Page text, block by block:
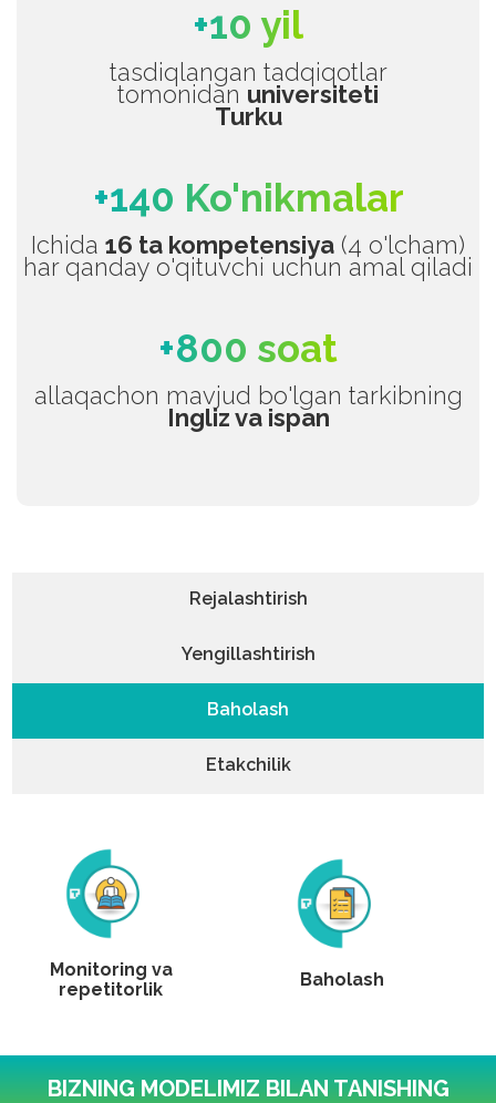
+10 yil
tasdiqlangan tadqiqotlar
tomonidan universiteti
Turku
+140 Ko'nikmalar
Ichida 16 ta kompetensiya (4 o'lcham)
har qanday o'qituvchi uchun amal qiladi
+800 soat
allaqachon mavjud bo'lgan tarkibning
Ingliz va ispan
Rejalashtirish
Yengillashtirish
Baholash
Etakchilik
Monitoring va
repetitorlik
Baholash
BIZNING MODELIMIZ BILAN TANISHING